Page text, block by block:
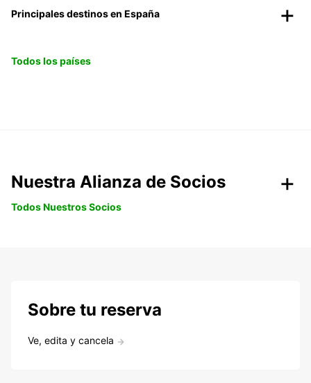
Principales destinos en España
Todos los países
Nuestra Alianza de Socios
Todos Nuestros Socios
Sobre tu reserva
Ve, edita y cancela